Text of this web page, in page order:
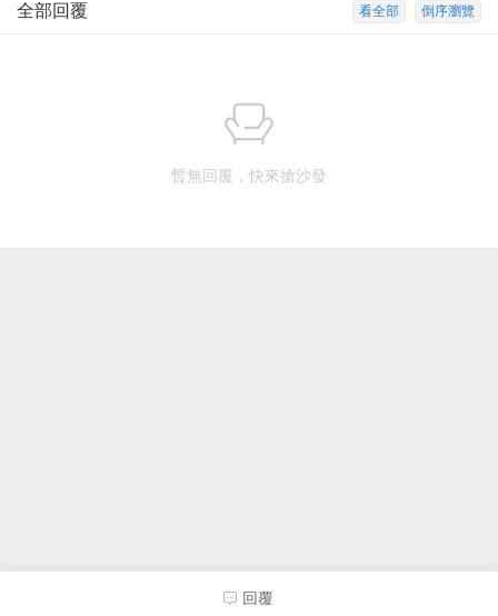
倒序瀏覽
看全部
全部回覆
暫無回覆，快來搶沙發
回覆